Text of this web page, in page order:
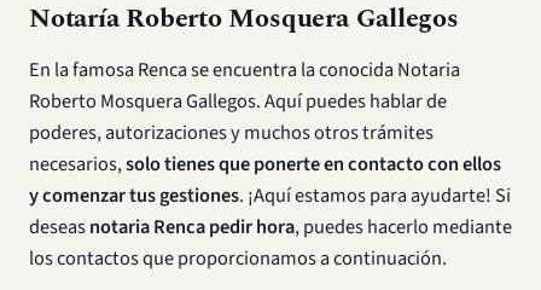
Notaría Roberto Mosquera Gallegos
En la famosa Renca se encuentra la conocida Notaria
Roberto Mosquera Gallegos. Aquí puedes hablar de
poderes, autorizaciones y muchos otros trámites
necesarios,solo tienes que ponerte en contacto con ellos
y comenzar tus gestiones. ¡Aquí estamos para ayudarte! Si
deseasnotaria Renca pedir hora, puedes hacerlo mediante
los contactos que proporcionamos a continuación.